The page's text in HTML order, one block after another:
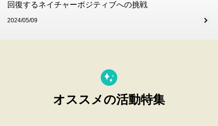
回復するネイチャーポジティブへの挑戦
2024/05/09
オススメの活動特集